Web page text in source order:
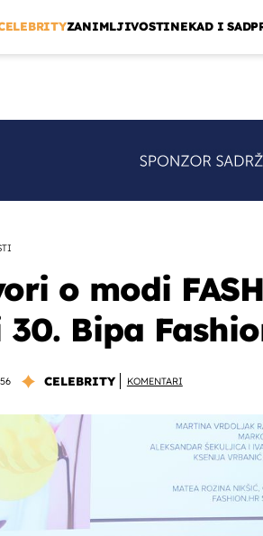
ZANIMLJIVOSTINEKAD I SAD
o modi
Bipa
CELEBRITY KOMENTARI